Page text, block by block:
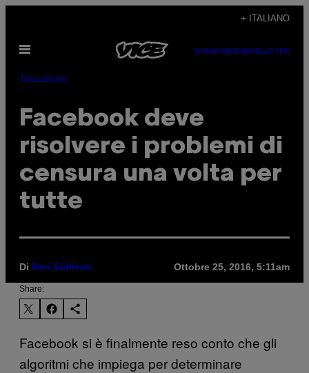
contenuto
+ ITALIANO
Apri
SUBSCRIBENEWSLETTER
Tecnología
Facebook deve
risolvere i problemi di
censura una volta per
tutte
Di Ben Sullivan Ottobre 25, 2016, 5:11am
Share:
Facebook si è finalmente reso conto che gli
algoritmi che impiega per determinare